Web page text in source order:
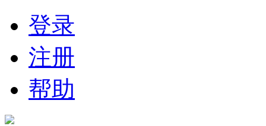
登录
注册
帮助